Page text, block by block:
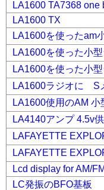
LA1600 TA7368 one
LA1600 TX
LA1600を使ったam
LA1600を使った小
LA1600を使った小
LA1600ラジオに S
LA1600使用のAM
LA4140アンプ 4.5v
LAFAYETTE
LAFAYETTE
Lcd display for AM/
LC発振のBFO基板